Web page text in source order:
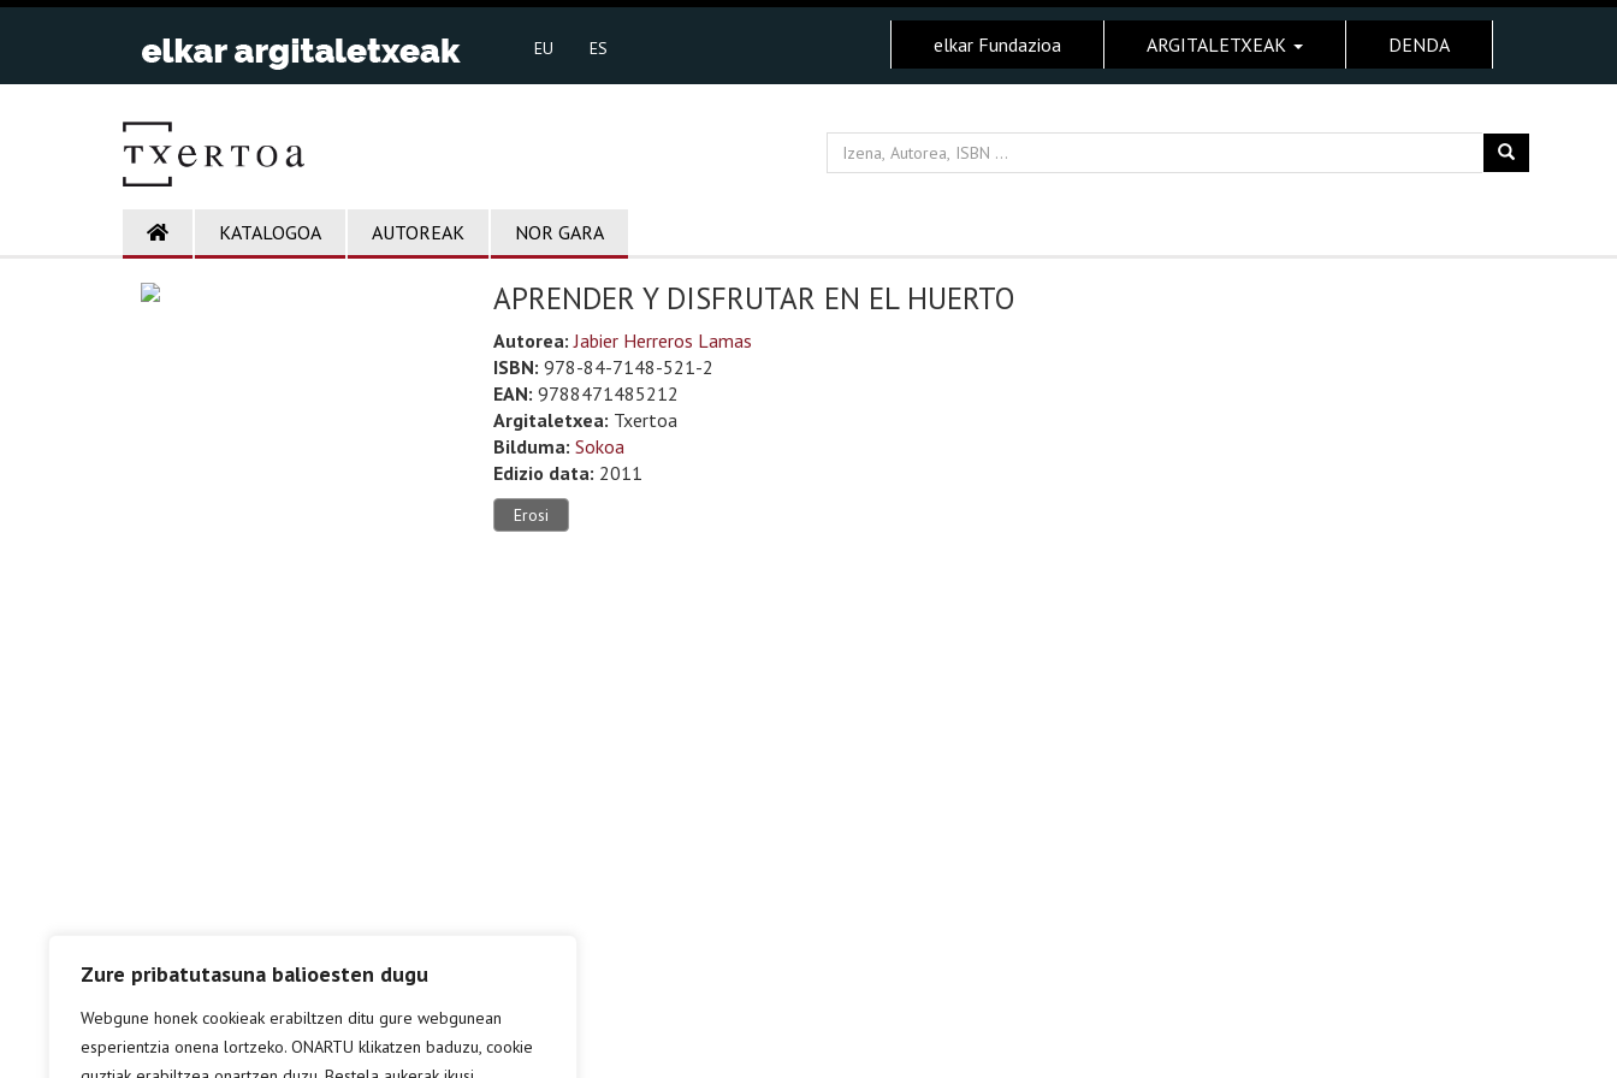
Zure pribatutasuna balioesten dugu
Webgune honek cookieak erabiltzen ditu gure webgunean
esperientzia onena lortzeko. ONARTU klikatzen baduzu, cookie
EU ES elkar Fundazioa ARGITALETXEAK DENDA
KATALOGOA AUTOREAK NOR GARA
APRENDER Y DISFRUTAR EN EL HUERTO
Autorea:Jabier Herreros Lamas
ISBN: 978-84-7148-521-2
EAN: 9788471485212
Argitaletxea: Txertoa
Bilduma: Sokoa
Edizio data: 2011
Erosi